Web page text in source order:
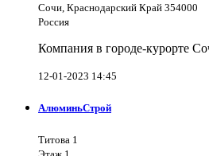
Сочи, Краснодарский Край 354000
Россия
Компания в городе-курорте
12-01-2023 14:45
АлюминьСтрой
Титова 1